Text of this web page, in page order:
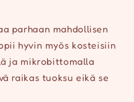
parhaan mahdollisen
hyvin myös kosteisiin
ja mikrobittomalla
raikas tuoksu eikä se